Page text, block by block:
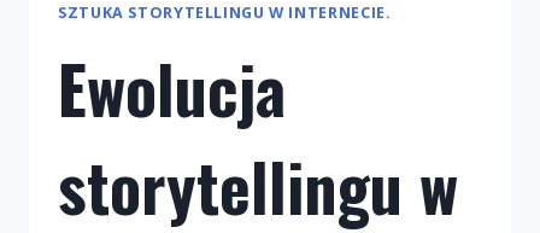
SZTUKA STORYTELLINGU W INTERNECIE.
Ewolucja
storytellingu w